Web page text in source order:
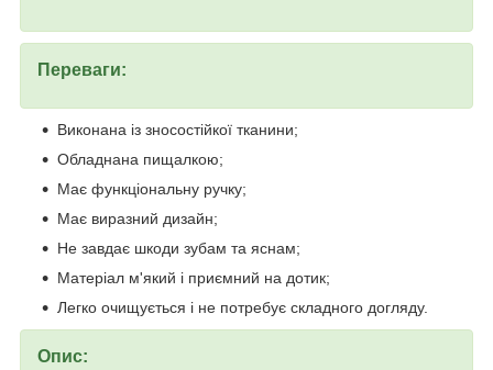
Переваги:
Виконана із зносостійкої тканини;
Обладнана пищалкою;
Має функціональну ручку;
Має виразний дизайн;
Не завдає шкоди зубам та яснам;
Матеріал м'який і приємний на дотик;
Легко очищується і не потребує складного догляду.
Опис: